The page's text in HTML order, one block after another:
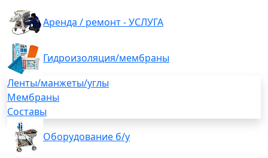
Аренда / ремонт - УСЛУГА
Гидроизоляция/мембраны
Ленты/манжеты/углы
Мембраны
Составы
Оборудование б/у